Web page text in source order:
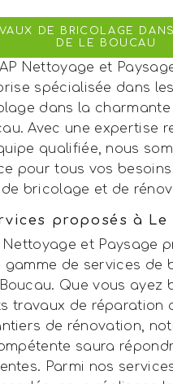
DE BRICOLAGE
DE LE BOUCAU
Nettoyage et
spécialisée dans
dans la charmante
Avec une expertise
qualifiée, nous
pour tous vos
de bricolage et de
proposés à Le
Nettoyage et Paysage
gamme de services de
Que vous ayez
travaux de réparation
de rénovation,
saura
Parmi nos